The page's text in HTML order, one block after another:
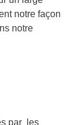
notre façon
notre
par les